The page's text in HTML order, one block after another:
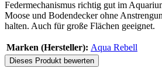
Federmechanismus richtig gut im
Moose und Bodendecker ohne
halten. Auch für große Flächen geeignet.
Marken (Hersteller): Aqua Rebell
Dieses Produkt bewerten